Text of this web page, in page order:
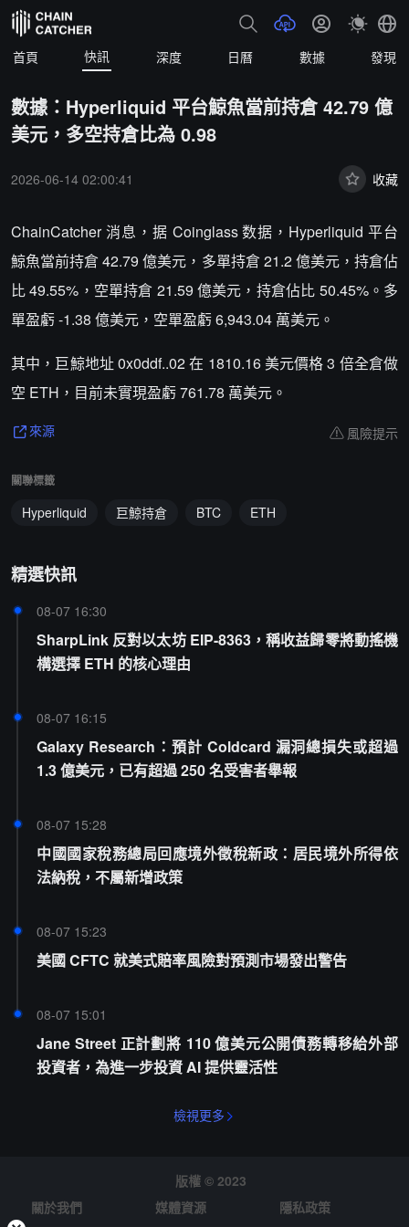
首頁 快訊 深度 日曆 數據 發現
數據：Hyperliquid 平台鯨魚當前持倉 42.79 億
美元，多空持倉比為 0.98
2026-06-14 02:00:41 收藏
ChainCatcher 消息，据 Coinglass 数据，Hyperliquid 平台
鯨魚當前持倉 42.79 億美元，多單持倉 21.2 億美元，持倉佔
比 49.55%，空單持倉 21.59 億美元，持倉佔比 50.45%。多
單盈虧 -1.38 億美元，空單盈虧 6,943.04 萬美元。
其中，巨鯨地址 0x0ddf..02 在 1810.16 美元價格 3 倍全倉做
空 ETH，目前未實現盈虧 761.78 萬美元。
來源 風險提示
關聯標籤
Hyperliquid 巨鯨持倉 BTC ETH
精選快訊
08-07 16:30
SharpLink 反對以太坊 EIP-8363，稱收益歸零將動搖機
構選擇 ETH 的核心理由
08-07 16:15
Galaxy Research：預計 Coldcard 漏洞總損失或超過
1.3 億美元，已有超過 250 名受害者舉報
08-07 15:28
中國國家稅務總局回應境外徵稅新政：居民境外所得依
法納稅，不屬新增政策
08-07 15:23
美國 CFTC 就美式賠率風險對預測市場發出警告
08-07 15:01
Jane Street 正計劃將 110 億美元公開債務轉移給外部
投資者，為進一步投資 AI 提供靈活性
檢視更多
版權 © 2023
關於我們
媒體資源
隱私政策